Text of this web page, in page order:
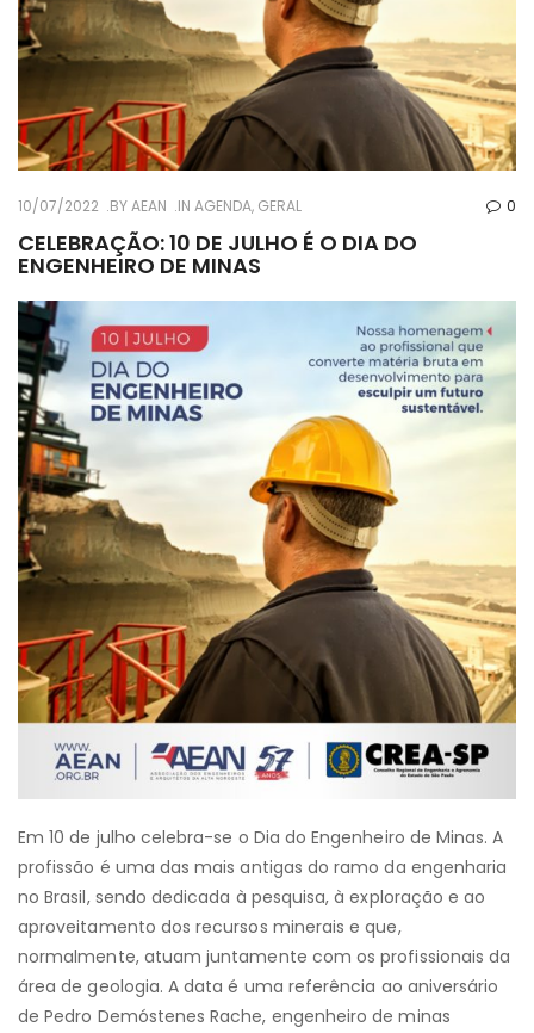
10/07/2022 BYAEAN IN AGENDA, GERAL 0
CELEBRAÇÃO: 10 DE JULHO É O DIA DO
ENGENHEIRO DE MINAS
Em 10 de julho celebra-se o Dia do Engenheiro de Minas. A
profissão é uma das mais antigas do ramo da engenharia
no Brasil, sendo dedicada à pesquisa, à exploração e ao
aproveitamento dos recursos minerais e que,
normalmente, atuam juntamente com os profissionais da
área de geologia. A data é uma referência ao aniversário
de Pedro Demóstenes Rache, engenheiro de minas